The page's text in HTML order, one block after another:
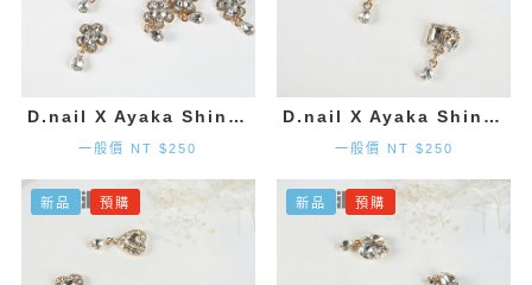
D.nail X Ayaka Shinohara 花朵墜飾-金色 (2入)
一般價 NT $250
D.nail X Ayaka Shinohara 造型墜飾-金色 (2入)
一般價 NT $250
新品 預購 新品 預購